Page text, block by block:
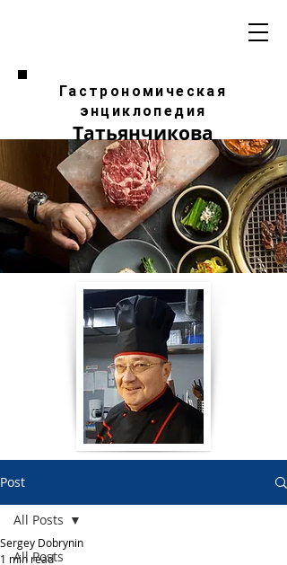
Гастрономическая
энциклопедия
Татьянчикова
Post
All Posts
All Posts
Sergey Dobrynin
1 min read